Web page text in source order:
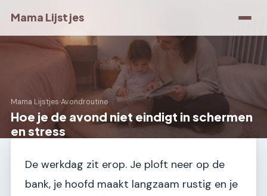
Mama Lijstjes
Mama Lijstjes›Avondroutine
Hoe je de avond niet eindigt in schermen
en stress
De werkdag zit erop. Je ploft neer op de
bank, je hoofd maakt langzaam rustig en je